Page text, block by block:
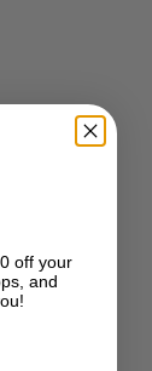
off your
and